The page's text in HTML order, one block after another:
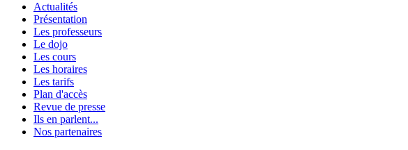
Actualités
Présentation
Les professeurs
Le dojo
Les cours
Les horaires
Les tarifs
Plan d'accès
Revue de presse
Ils en parlent...
Nos partenaires